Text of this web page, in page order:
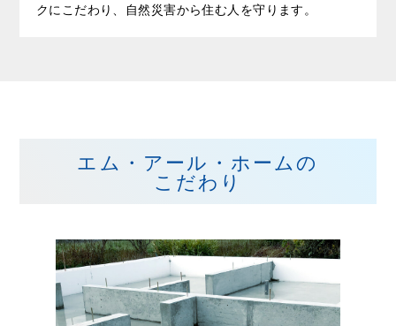
クにこだわり、自然災害から住む人を守ります。
エム・アール・ホームの
こだわり